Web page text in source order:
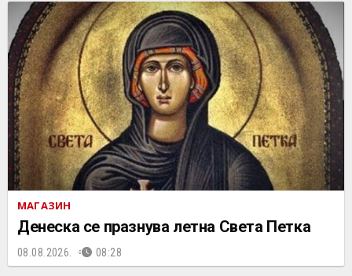
МАГАЗИН
Денеска се празнува летна Света Петка
08.08.2026. 08:28